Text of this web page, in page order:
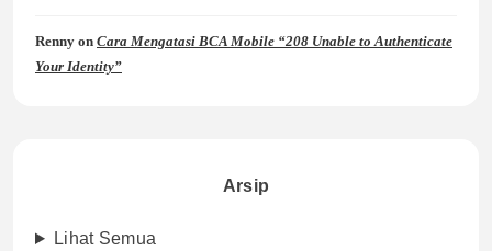
Renny on Cara Mengatasi BCA Mobile “208 Unable to Authenticate
Your Identity”
Arsip
Lihat Semua